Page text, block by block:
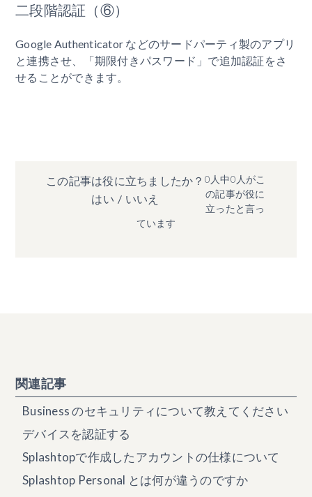
二段階認証（⑥）
Google Authenticator などのサードパーティ製のアプリ
と連携させ、「期限付きパスワード」で追加認証をさ
せることができます。
この記事は役に立ちましたか？
はい / いいえ
0人中0人がこ
の記事が役に
立ったと言っ
ています
関連記事
Business のセキュリティについて教えてください
デバイスを認証する
Splashtopで作成したアカウントの仕様について
Splashtop Personal とは何が違うのですか